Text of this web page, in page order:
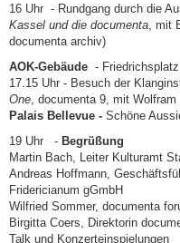
16 Uhr - Rundgang durch die
Kassel und die documenta , mit
documenta archiv)
AOK-Gebäude -
17.15 Uhr - Besuch der
One , documenta 9, mit
Palais Bellevue - Schöne
19 Uhr - Begrüßung
Martin Bach, Leiter Kulturamt
Andreas Hoffmann,
Fridericianum gGmbH
Wilfried Sommer, documenta
Birgitta Coers, Direktorin
Talk und Konzerteinspielungen